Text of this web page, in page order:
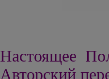
Настоящее
Авторский